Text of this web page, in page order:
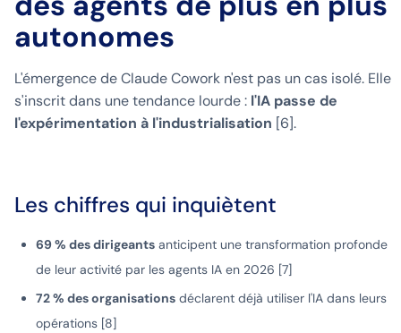
autonomes
L'émergence de Claude Cowork n'est pas un cas isolé. Elle
s'inscrit dans une tendance lourde : l'IA passe de
l'expérimentation à l'industrialisation [6].
Les chiffres qui inquiètent
69 % des dirigeants anticipent une transformation profonde
de leur activité par les agents IA en 2026 [7]
72 % des organisations déclarent déjà utiliser l'IA dans leurs
opérations [8]